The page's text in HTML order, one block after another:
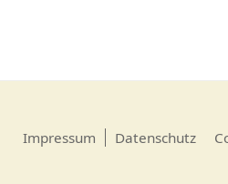
Impressum Datenschutz